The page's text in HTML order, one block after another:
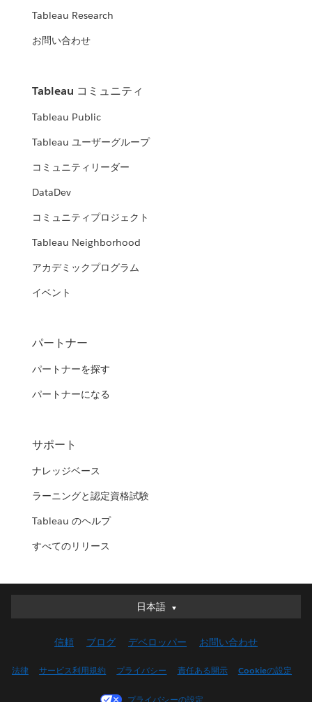
Tableau Research
お問い合わせ
Tableau コミュニティ
Tableau Public
Tableau ユーザーグループ
コミュニティリーダー
DataDev
コミュニティプロジェクト
Tableau Neighborhood
アカデミックプログラム
イベント
パートナー
パートナーを探す
パートナーになる
サポート
ナレッジベース
ラーニングと認定資格試験
Tableau のヘルプ
すべてのリリース
日本語
日本語
English (UK)
信頼 ブログ デベロッパー お問い合わせ
法律 サービス利用規約 プライバシー 責任ある開示 Cookieの設定
プライバシーの設定